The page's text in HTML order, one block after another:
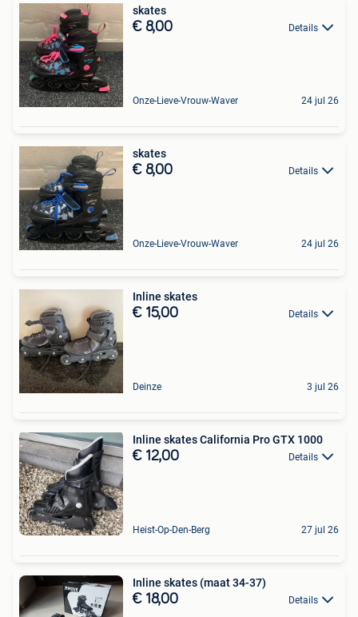
skates
€ 8,00 Details
Onze-Lieve-Vrouw-Waver 24 jul 26
skates
€ 8,00 Details
Onze-Lieve-Vrouw-Waver 24 jul 26
Inline skates
€ 15,00 Details
Deinze 3 jul 26
Inline skates California Pro GTX 1000
€ 12,00 Details
Heist-Op-Den-Berg 27 jul 26
Inline skates (maat 34-37)
€ 18,00 Details